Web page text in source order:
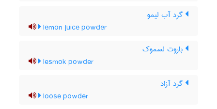
گرد آب لیمو
lemon juice powder
باروت لسموک
lesmok powder
گرد آزاد
loose powder